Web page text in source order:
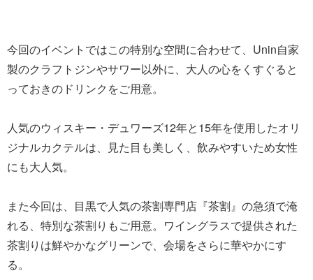
今回のイベントではこの特別な空間に合わせて、Unin自家
製のクラフトジンやサワー以外に、大人の心をくすぐると
っておきのドリンクをご用意。
人気のウィスキー・デュワーズ12年と15年を使用したオリ
ジナルカクテルは、見た目も美しく、飲みやすいため女性
にも大人気。
また今回は、目黒で人気の茶割専門店『茶割』の急須で淹
れる、特別な茶割りもご用意。ワイングラスで提供された
茶割りは鮮やかなグリーンで、会場をさらに華やかにす
る。